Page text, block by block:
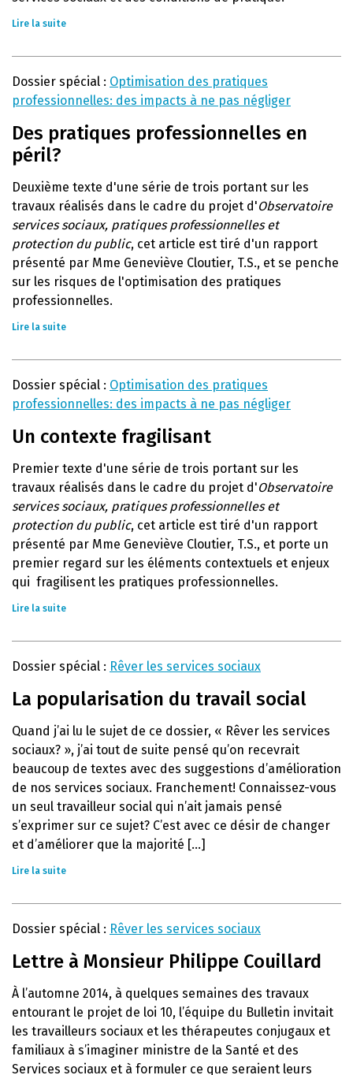
Lire la suite
Dossier spécial : Optimisation des pratiques
professionnelles: des impacts à ne pas négliger
Des pratiques professionnelles en
péril?
Deuxième texte d'une série de trois portant sur les
travaux réalisés dans le cadre du projet d'Observatoire
services sociaux, pratiques professionnelles et
protection du public, cet article est tiré d'un rapport
présenté par Mme Geneviève Cloutier, T.S., et se penche
sur les risques de l'optimisation des pratiques
professionnelles.
Lire la suite
Dossier spécial : Optimisation des pratiques
professionnelles: des impacts à ne pas négliger
Un contexte fragilisant
Premier texte d'une série de trois portant sur les
travaux réalisés dans le cadre du projet d'Observatoire
services sociaux, pratiques professionnelles et
protection du public, cet article est tiré d'un rapport
présenté par Mme Geneviève Cloutier, T.S., et porte un
premier regard sur les éléments contextuels et enjeux
qui fragilisent les pratiques professionnelles.
Lire la suite
Dossier spécial : Rêver les services sociaux
La popularisation du travail social
Quand j’ai lu le sujet de ce dossier, « Rêver les services
sociaux? », j’ai tout de suite pensé qu’on recevrait
beaucoup de textes avec des suggestions d’amélioration
de nos services sociaux. Franchement! Connaissez-vous
un seul travailleur social qui n’ait jamais pensé
s’exprimer sur ce sujet? C’est avec ce désir de changer
et d’améliorer que la majorité [...]
Lire la suite
Dossier spécial : Rêver les services sociaux
Lettre à Monsieur Philippe Couillard
À l’automne 2014, à quelques semaines des travaux
entourant le projet de loi 10, l’équipe du Bulletin invitait
les travailleurs sociaux et les thérapeutes conjugaux et
familiaux à s’imaginer ministre de la Santé et des
Services sociaux et à formuler ce que seraient leurs